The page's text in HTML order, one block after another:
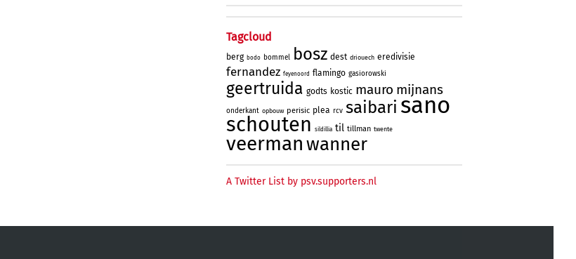
Tagcloud
berg bodo bommel bosz dest driouech eredivisie
fernandez feyenoord flamingo gasiorowski
geertruida godts kostic mauro mijnans
onderkant opbouw perisic plea rcv saibari sano
schouten sildillia til tillman twente
veermanwanner
A Twitter List by psv.supporters.nl